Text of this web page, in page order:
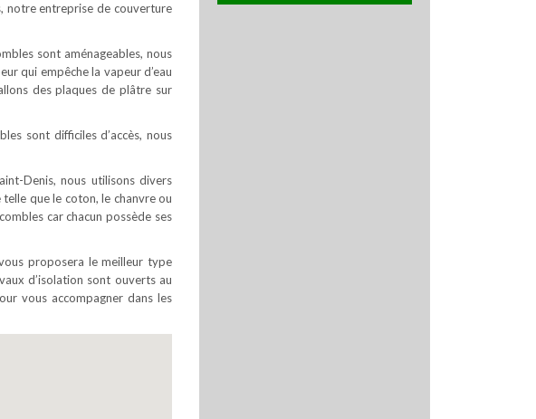
notre entreprise de couverture
sont aménageables, nous
qui empêche la vapeur d’eau
des plaques de plâtre sur
sont difficiles d’accès, nous
Denis, nous utilisons divers
que le coton, le chanvre ou
car chacun possède ses
proposera le meilleur type
d’isolation sont ouverts au
vous accompagner dans les